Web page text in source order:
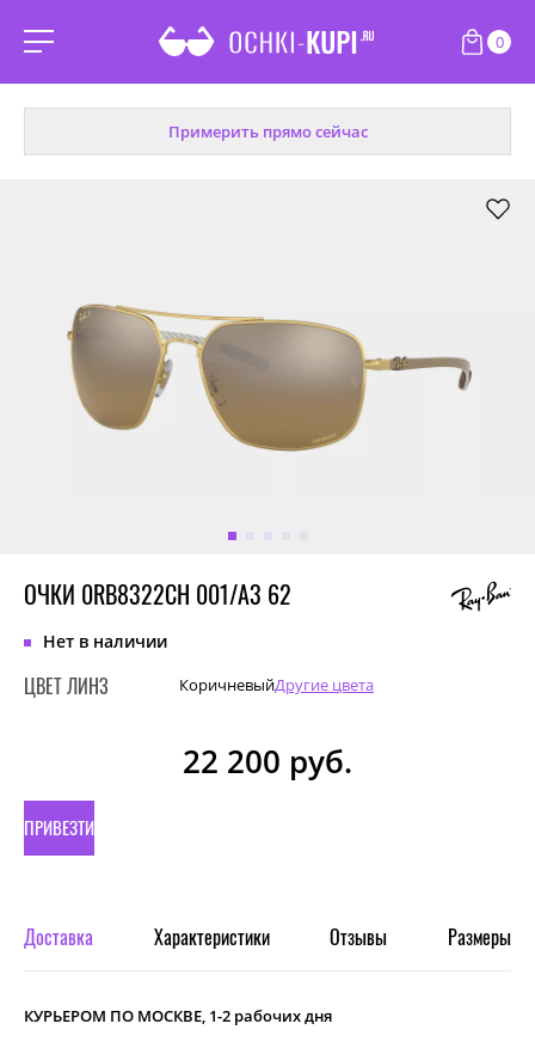
0
Примерить прямо сейчас
ОЧКИ 0RB8322CH 001/A3 62
Нет в наличии
ЦВЕТ ЛИНЗ КоричневыйДругие цвета
22 200 руб.
ПРИВЕЗТИ
ЗАКАЗ
Доставка Характеристики Отзывы Размеры
КУРЬЕРОМ ПО МОСКВЕ, 1-2 рабочих дня